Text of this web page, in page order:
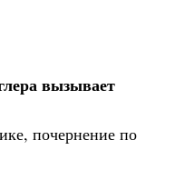
вызывает
почернение по